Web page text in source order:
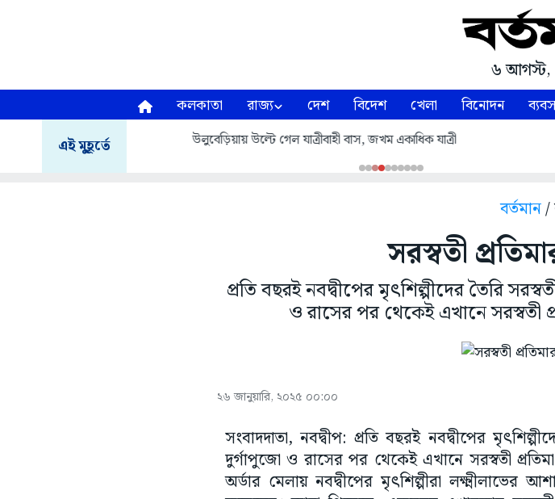
৬ আগস্ট,
কলকাতা রাজ্য দেশ বিদেশ খেলা বিনোদন
এই মুহূর্তে বাংলাদেশে ফিরলে জেল হতে পারে, এই ভয়ে কর্তব্য পালনে পিছপা হতে পারি না:
বর্তমান/
সরস্বতী
প্রতি বছরই নবদ্বীপের মৃৎশিল্পীদের তৈরি
ও রাসের পর থেকেই এখানে সরস্বতী
২৬ জানুয়ারি, ২০২৫ ০০:০০
সংবাদদাতা, নবদ্বীপ: প্রতি বছরই নবদ্বীপের
দুর্গাপুজো ও রাসের পর থেকেই এখানে সরস্বতী
অর্ডার মেলায় নবদ্বীপের মৃৎশিল্পীরা